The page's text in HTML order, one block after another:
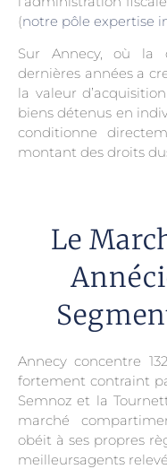
(notre pôle expertise
Sur Annecy, où la
dernières années a
la valeur
biens détenus en
conditionne
montant des droits
Le
Annecy concentre
fortement contraint
Semnoz et la
marché
obéit à ses propres
meilleursagents